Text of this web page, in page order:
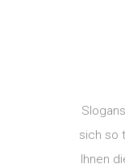
sich so
Ihnen